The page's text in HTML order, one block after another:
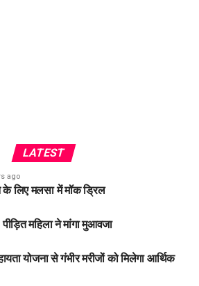
LATEST
ago
के लिए मलसा में मॉक ड्रिल
महिला ने मांगा मुआवजा
योजना से गंभीर मरीजों को मिलेगा आर्थिक